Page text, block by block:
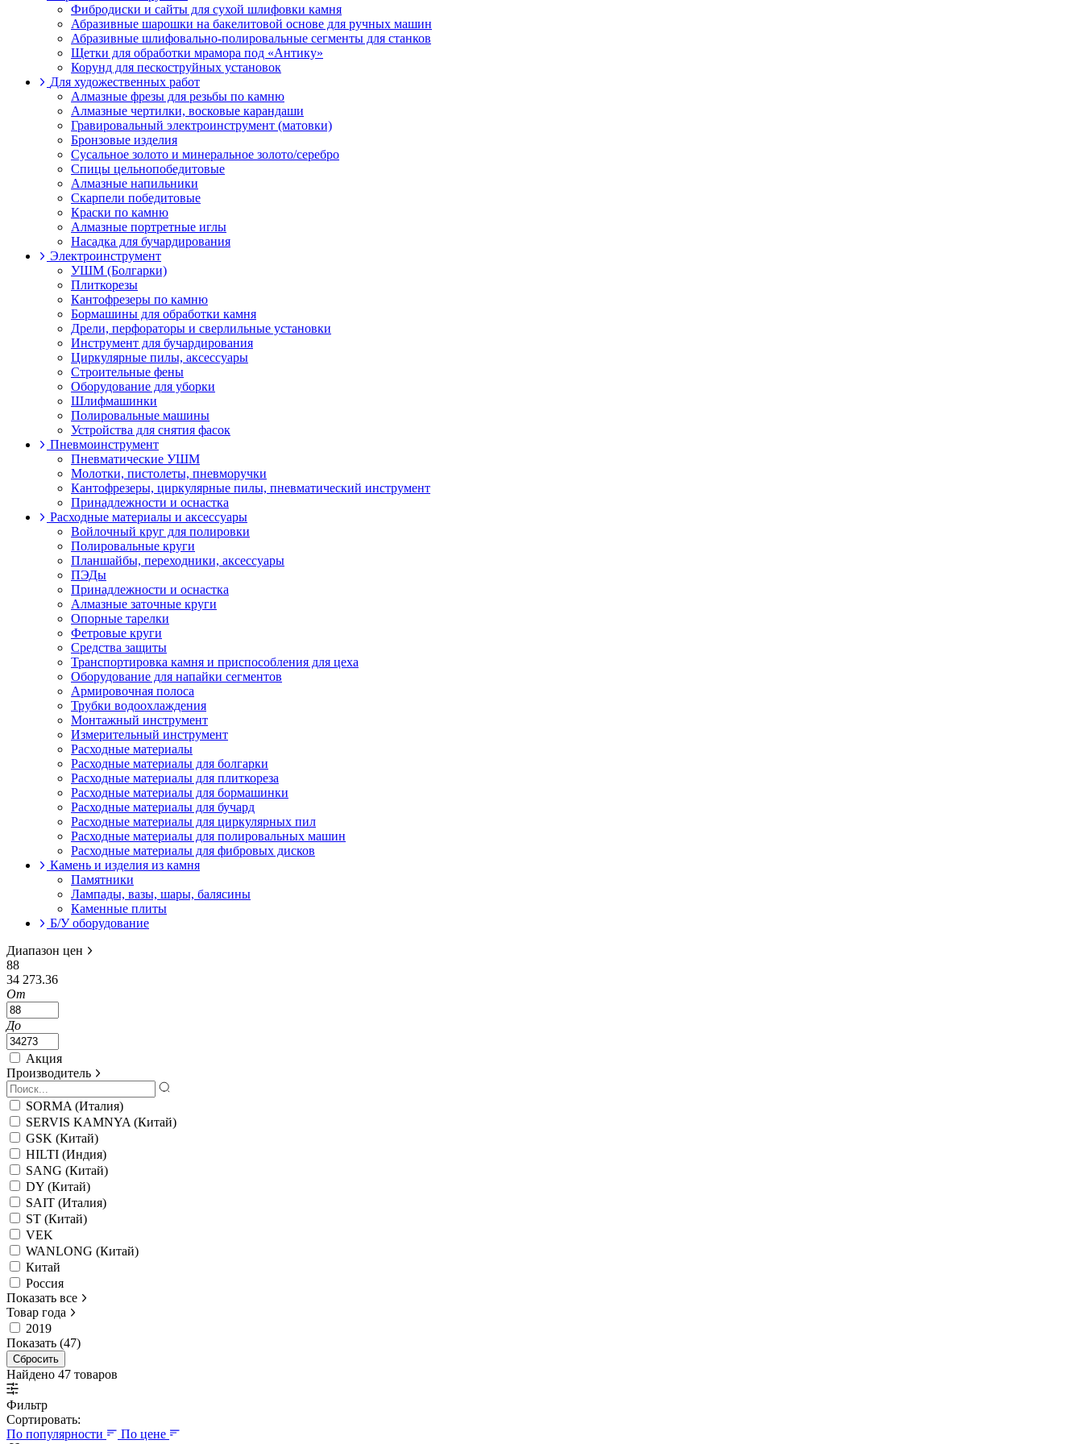
Фибродиски и сайты для сухой шлифовки камня
Абразивные шарошки на бакелитовой основе для ручных машин
Абразивные шлифовально-полировальные сегменты для станков
Щетки для обработки мрамора под «Антику»
Корунд для пескоструйных установок
Для художественных работ
Алмазные фрезы для резьбы по камню
Алмазные чертилки, восковые карандаши
Гравировальный электроинструмент (матовки)
Бронзовые изделия
Сусальное золото и минеральное золото/серебро
Спицы цельнопобедитовые
Алмазные напильники
Скарпели победитовые
Краски по камню
Алмазные портретные иглы
Насадка для бучардирования
Электроинструмент
УШМ (Болгарки)
Плиткорезы
Кантофрезеры по камню
Бормашины для обработки камня
Дрели, перфораторы и сверлильные установки
Инструмент для бучардирования
Циркулярные пилы, аксессуары
Строительные фены
Оборудование для уборки
Шлифмашинки
Полировальные машины
Устройства для снятия фасок
Пневмоинструмент
Пневматические УШМ
Молотки, пистолеты, пневморучки
Кантофрезеры, циркулярные пилы, пневматический инструмент
Принадлежности и оснастка
Расходные материалы и аксессуары
Войлочный круг для полировки
Полировальные круги
Планшайбы, переходники, аксессуары
ПЭДы
Принадлежности и оснастка
Алмазные заточные круги
Опорные тарелки
Фетровые круги
Средства защиты
Транспортировка камня и приспособления для цеха
Оборудование для напайки сегментов
Армировочная полоса
Трубки водоохлаждения
Монтажный инструмент
Измерительный инструмент
Расходные материалы
Расходные материалы для болгарки
Расходные материалы для плиткореза
Расходные материалы для бормашинки
Расходные материалы для бучард
Расходные материалы для циркулярных пил
Расходные материалы для полировальных машин
Расходные материалы для фибровых дисков
Камень и изделия из камня
Памятники
Лампады, вазы, шары, балясины
Каменные плиты
Б/У оборудование
Диапазон цен
88
34 273.36
От
До
Акция
Производитель
SORMA (Италия)
SERVIS KAMNYA (Китай)
GSK (Китай)
HILTI (Индия)
SANG (Китай)
DY (Китай)
SAIT (Италия)
ST (Китай)
VEK
WANLONG (Китай)
Китай
Россия
Показать все
Товар года
2019
Показать (47)
Сбросить
Найдено 47 товаров
Фильтр
Сортировать:
По популярности
По цене